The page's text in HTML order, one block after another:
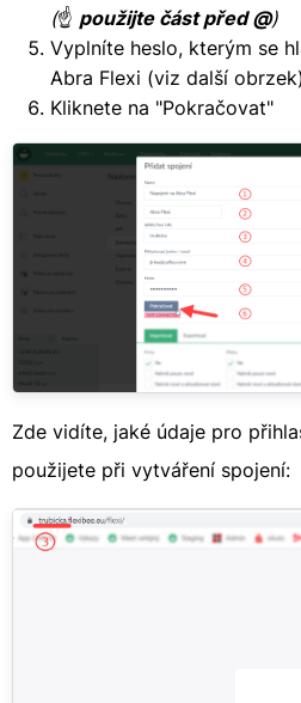
(☝ použijte část před @)
Vyplníte heslo, kterým se
Abra Flexi (viz další obrzek)
Kliknete na "Pokračovat"
Zde vidíte, jaké údaje pro
použijete při vytváření spojení: